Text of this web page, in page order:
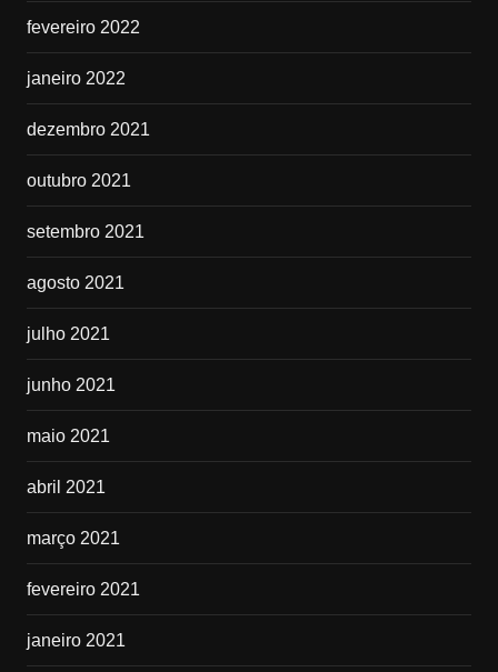
fevereiro 2022
janeiro 2022
dezembro 2021
outubro 2021
setembro 2021
agosto 2021
julho 2021
junho 2021
maio 2021
abril 2021
março 2021
fevereiro 2021
janeiro 2021